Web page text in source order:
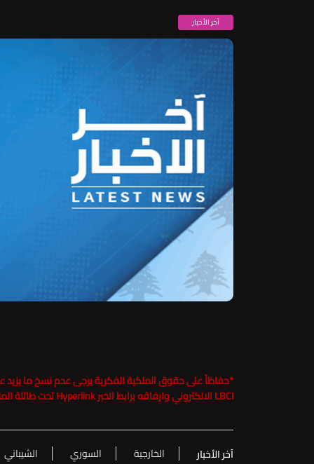
آخر الأخبار
*
LBCI الالكتروني وارفاقه برابط الخبر Hyperlink تحت طائلة الملاحقة القانونية
آخر الأخبار الخارجية السوري الشيباني